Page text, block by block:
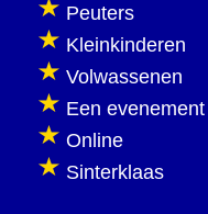
Peuters
Kleinkinderen
Volwassenen
Een evenement
Online
Sinterklaas